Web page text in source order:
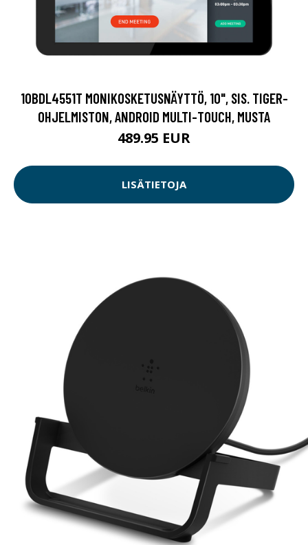
10BDL4551T MONIKOSKETUSNÄYTTÖ, 10", SIS. TIGER-
OHJELMISTON, ANDROID MULTI-TOUCH, MUSTA
489.95 EUR
LISÄTIETOJA